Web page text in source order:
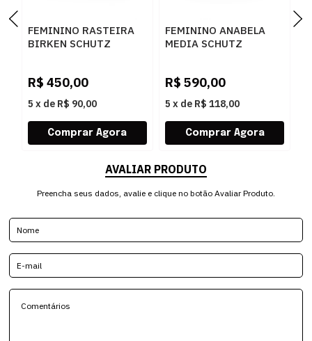
FEMININO RASTEIRA
BIRKEN SCHUTZ
CRISTAL
R$ 450,00
5 x de R$ 90,00
FEMININO ANABELA
MEDIA SCHUTZ
R$ 590,00
5 x de R$ 118,00
AVALIAR PRODUTO
Preencha seus dados, avalie e clique no botão Avaliar Produto.